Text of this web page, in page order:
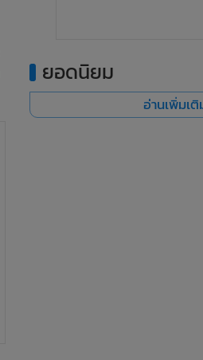
ยอดนิยม
อ่านเพิ่มเ